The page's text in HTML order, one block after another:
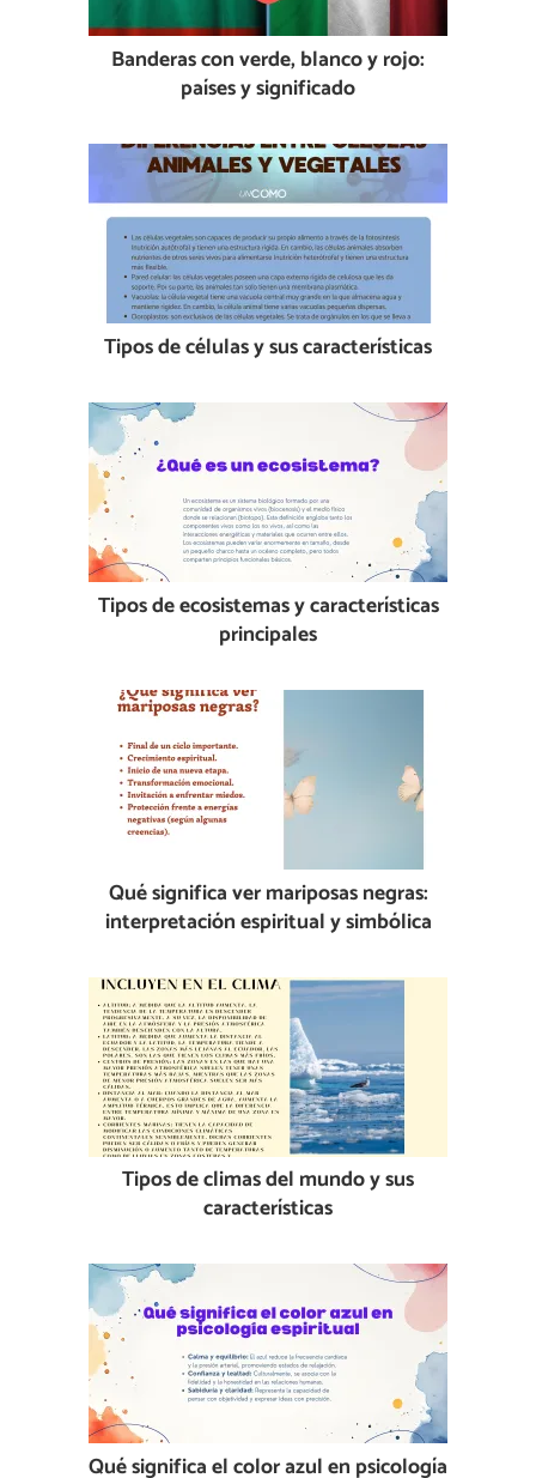
Banderas con verde, blanco y rojo:
países y significado
Tipos de células y sus características
Tipos de ecosistemas y características
principales
Qué significa ver mariposas negras:
interpretación espiritual y simbólica
Tipos de climas del mundo y sus
características
Qué significa el color azul en psicología